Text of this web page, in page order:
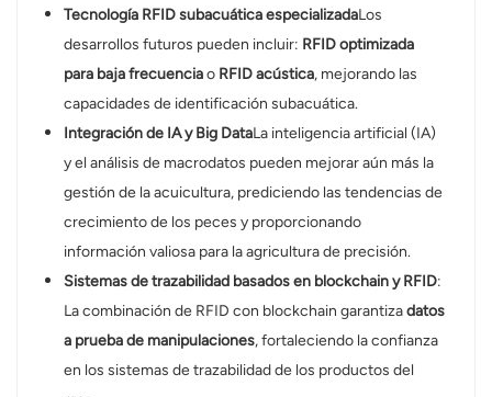
Tecnología RFID subacuática especializadaLos
desarrollos futuros pueden incluir: RFID optimizada
para baja frecuenciao RFID acústica, mejorando las
capacidades de identificación subacuática.
Integración de IA y Big DataLa inteligencia artificial (IA)
y el análisis de macrodatos pueden mejorar aún más la
gestión de la acuicultura, prediciendo las tendencias de
crecimiento de los peces y proporcionando
información valiosa para la agricultura de precisión.
Sistemas de trazabilidad basados ​​en blockchain y RFID:
La combinación de RFID con blockchain garantizadatos
a prueba de manipulaciones, fortaleciendo la confianza
en los sistemas de trazabilidad de los productos del